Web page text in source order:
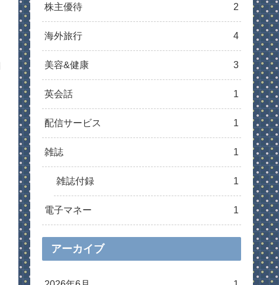
株主優待 2
海外旅行 4
美容&健康 3
英会話 1
配信サービス 1
雑誌 1
雑誌付録 1
電子マネー 1
アーカイブ